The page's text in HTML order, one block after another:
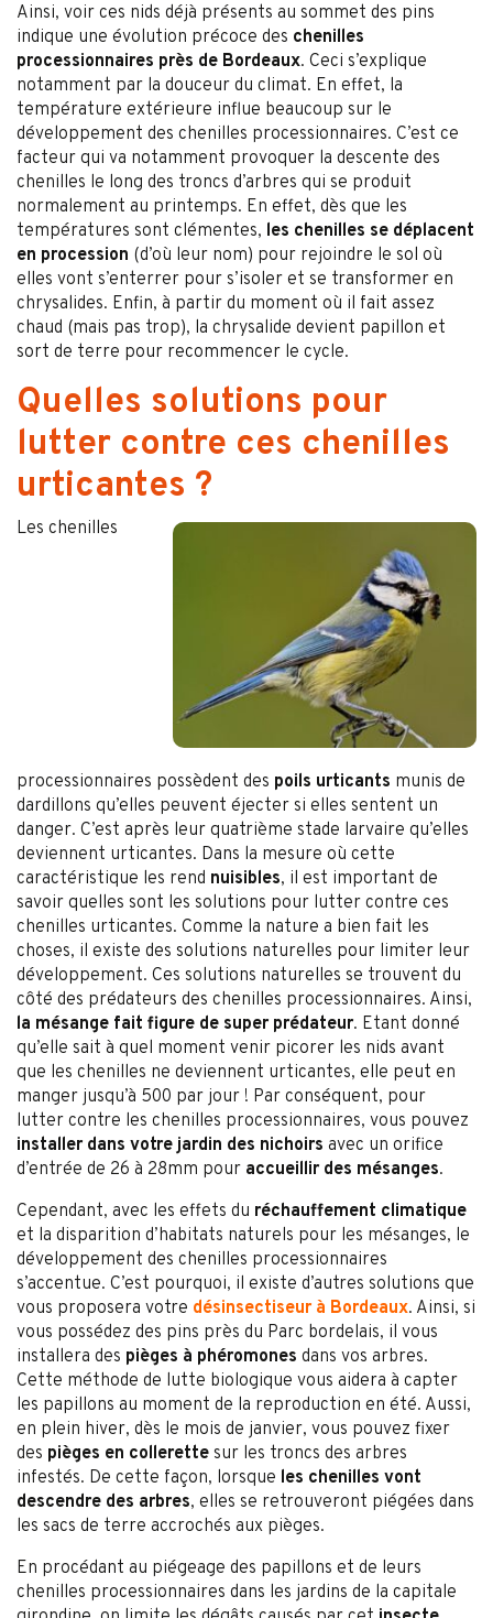
Ainsi, voir ces nids déjà présents au sommet des pins
indique une évolution précoce des chenilles
processionnaires près de Bordeaux. Ceci s’explique
notamment par la douceur du climat. En effet, la
température extérieure influe beaucoup sur le
développement des chenilles processionnaires. C’est ce
facteur qui va notamment provoquer la descente des
chenilles le long des troncs d’arbres qui se produit
normalement au printemps. En effet, dès que les
températures sont clémentes, les chenilles se déplacent
en procession (d’où leur nom) pour rejoindre le sol où
elles vont s’enterrer pour s’isoler et se transformer en
chrysalides. Enfin, à partir du moment où il fait assez
chaud (mais pas trop), la chrysalide devient papillon et
sort de terre pour recommencer le cycle.
Quelles solutions pour
lutter contre ces chenilles
urticantes ?
Les chenilles
processionnaires possèdent des poils urticants munis de
dardillons qu’elles peuvent éjecter si elles sentent un
danger. C’est après leur quatrième stade larvaire qu’elles
deviennent urticantes. Dans la mesure où cette
caractéristique les rend nuisibles, il est important de
savoir quelles sont les solutions pour lutter contre ces
chenilles urticantes. Comme la nature a bien fait les
choses, il existe des solutions naturelles pour limiter leur
développement. Ces solutions naturelles se trouvent du
côté des prédateurs des chenilles processionnaires. Ainsi,
la mésange fait figure de super prédateur. Etant donné
qu’elle sait à quel moment venir picorer les nids avant
que les chenilles ne deviennent urticantes, elle peut en
manger jusqu’à 500 par jour ! Par conséquent, pour
lutter contre les chenilles processionnaires, vous pouvez
installer dans votre jardin des nichoirs avec un orifice
d’entrée de 26 à 28mm pour accueillir des mésanges.
Cependant, avec les effets du réchauffement climatique
et la disparition d’habitats naturels pour les mésanges, le
développement des chenilles processionnaires
s’accentue. C’est pourquoi, il existe d’autres solutions que
vous proposera votre désinsectiseur à Bordeaux. Ainsi, si
vous possédez des pins près du Parc bordelais, il vous
installera des pièges à phéromones dans vos arbres.
Cette méthode de lutte biologique vous aidera à capter
les papillons au moment de la reproduction en été. Aussi,
en plein hiver, dès le mois de janvier, vous pouvez fixer
des pièges en collerette sur les troncs des arbres
infestés. De cette façon, lorsque les chenilles vont
descendre des arbres, elles se retrouveront piégées dans
les sacs de terre accrochés aux pièges.
En procédant au piégeage des papillons et de leurs
chenilles processionnaires dans les jardins de la capitale